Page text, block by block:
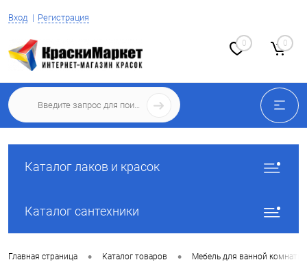
Вход Регистрация
0 0
Каталог лаков и красок
Каталог сантехники
Главная страница • Каталог товаров • Мебель для ванной комнаты